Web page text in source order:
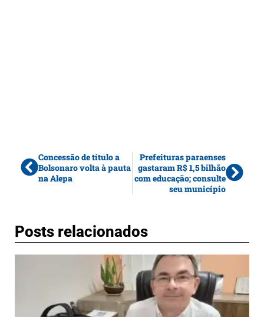
Concessão de título a
Bolsonaro volta à pauta
na Alepa
Prefeituras paraenses
gastaram R$ 1,5 bilhão
com educação; consulte
seu município
Posts relacionados